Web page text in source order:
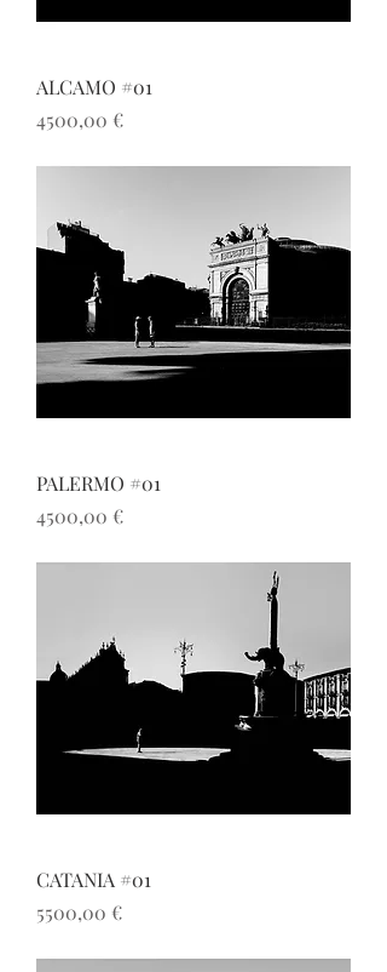
ALCAMO #01
Prezzo
4500,00 €
PALERMO #01
Prezzo
4500,00 €
CATANIA #01
Prezzo
5500,00 €